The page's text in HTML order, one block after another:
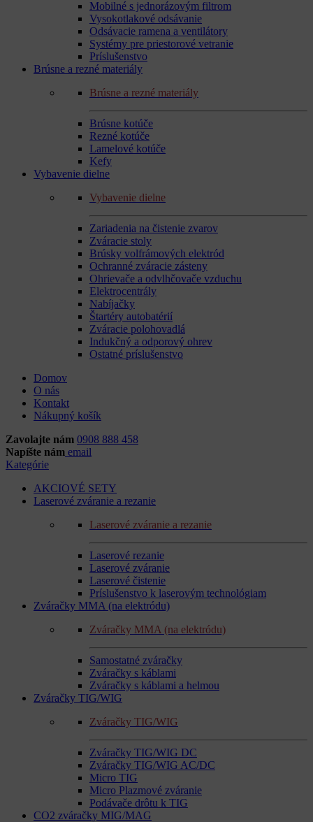
Mobilné s jednorázovým filtrom
Vysokotlakové odsávanie
Odsávacie ramena a ventilátory
Systémy pre priestorové vetranie
Príslušenstvo
Brúsne a rezné materiály
Brúsne a rezné materiály
Brúsne kotúče
Rezné kotúče
Lamelové kotúče
Kefy
Vybavenie dielne
Vybavenie dielne
Zariadenia na čistenie zvarov
Zváracie stoly
Brúsky volfrámových elektród
Ochranné zváracie zásteny
Ohrievače a odvlhčovače vzduchu
Elektrocentrály
Nabíjačky
Štartéry autobatérií
Zváracie polohovadlá
Indukčný a odporový ohrev
Ostatné príslušenstvo
Domov
O nás
Kontakt
Nákupný košík
Zavolajte nám 0908 888 458
Napíšte nám email
Kategórie
AKCIOVÉ SETY
Laserové zváranie a rezanie
Laserové zváranie a rezanie
Laserové rezanie
Laserové zváranie
Laserové čistenie
Príslušenstvo k laserovým technológiam
Zváračky MMA (na elektródu)
Zváračky MMA (na elektródu)
Samostatné zváračky
Zváračky s káblami
Zváračky s káblami a helmou
Zváračky TIG/WIG
Zváračky TIG/WIG
Zváračky TIG/WIG DC
Zváračky TIG/WIG AC/DC
Micro TIG
Micro Plazmové zváranie
Podávače drôtu k TIG
CO2 zváračky MIG/MAG